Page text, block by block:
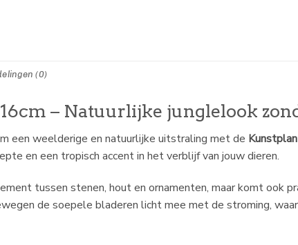
(0)
– Natuurlijke junglelook
een weelderige en natuurlijke uitstraling met de
en een tropisch accent in het verblijf van jouw dieren.
tussen stenen, hout en ornamenten, maar komt ook
de soepele bladeren licht mee met de stroming,